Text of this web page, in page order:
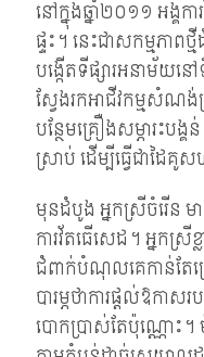
នៅក្នុងឆ្នាំ២០១១ អង្គ
ផ្ទះ។ នេះជាសកម្មភាពថ្
បង្កើតទីផ្សារអនាម័យន
ស្វែងរកអាជីវកម្មសំ
បន្ថែមគ្រឿងសម្ភារះ
ស្រាប់ ដើម្បីធ្វើជាដៃគូ
មុនដំបូង អ្នកស្រីចំរើន មា
ការវ័តធើសេដ។ អ្នកស្រី
ជំពាក់បំណុលគេកាន់តែច្
បារម្ភថាការផ្តល់ឱកាស
បោកប្រាស់តែប៉ុណ្ណោះ។